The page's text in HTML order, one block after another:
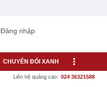
Đăng nhập
CHUYỂN ĐỔI XANH
Liên hệ quảng cáo: 024 36321588